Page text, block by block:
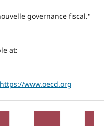
governance fiscal."
at:
https://www.oecd.org